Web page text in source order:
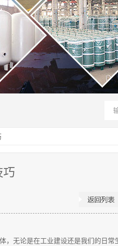
巧
，无论是在工业建设还是我们的日常